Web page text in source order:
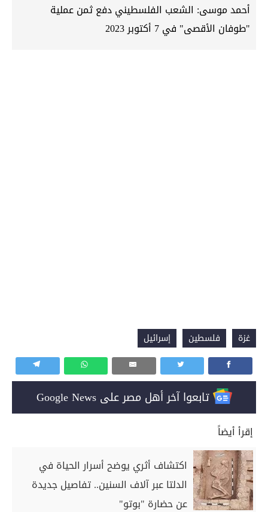
أحمد موسى: الشعب الفلسطيني دفع ثمن عملية
"طوفان الأقصى" في 7 أكتوبر 2023
غزة فلسطين إسرائيل
تابعوا آخر أهل مصر على Google News
إقرأ أيضاً
اكتشاف أثري يوضح أسرار الحياة في
الدلتا عبر آلاف السنين.. تفاصيل جديدة
عن حضارة "بوتو"